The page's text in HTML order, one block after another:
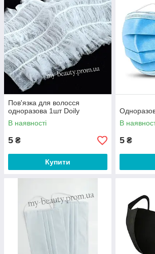
Пов'язка для волосся
одноразова 1шт Doily
В наявності
5 ₴
Купити
В
5 ₴